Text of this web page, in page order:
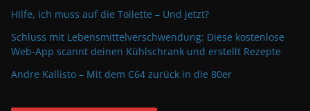
Hilfe, ich muss auf die Toilette – Und jetzt?
Schluss mit Lebensmittelverschwendung: Diese kostenlose
Web-App scannt deinen Kühlschrank und erstellt Rezepte
Andre Kallisto – Mit dem C64 zurück in die 80er